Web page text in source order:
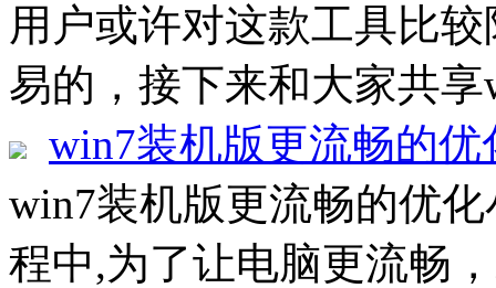
用户或许对这款工具比
易的，接下来和大家共享
win7装机版更流畅的优
win7装机版更流畅的优
程中,为了让电脑更流畅